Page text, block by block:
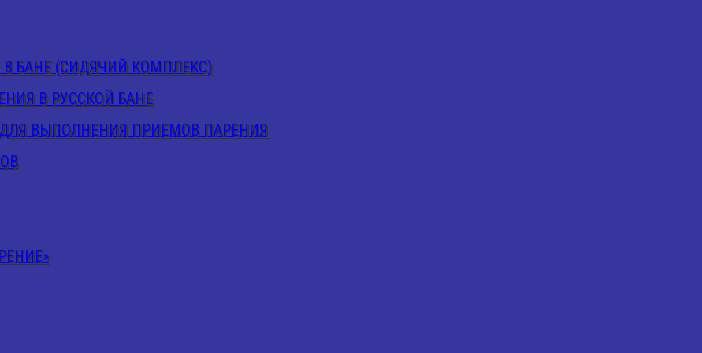
БАНЕ (СИДЯЧИЙ КОМПЛЕКС)
В РУССКОЙ БАНЕ
ВЫПОЛНЕНИЯ ПРИЕМОВ ПАРЕНИЯ